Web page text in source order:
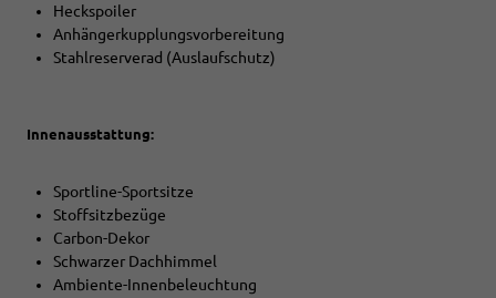
Heckspoiler
Anhängerkupplungsvorbereitung
Stahlreserverad (Auslaufschutz)
Innenausstattung:
Sportline-Sportsitze
Stoffsitzbezüge
Carbon-Dekor
Schwarzer Dachhimmel
Ambiente-Innenbeleuchtung